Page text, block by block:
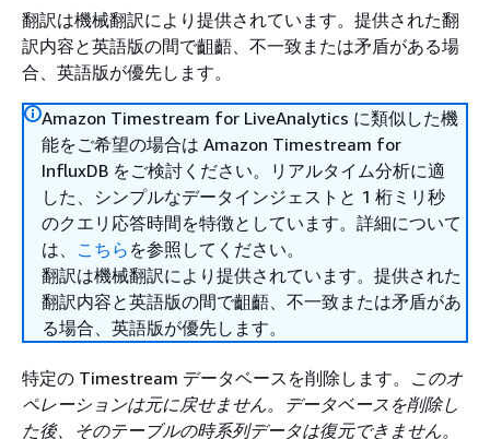
翻訳は機械翻訳により提供されています。提供された翻
訳内容と英語版の間で齟齬、不一致または矛盾がある場
合、英語版が優先します。
Amazon Timestream for LiveAnalytics に類似した機
能をご希望の場合は Amazon Timestream for
InfluxDB をご検討ください。リアルタイム分析に適
した、シンプルなデータインジェストと 1 桁ミリ秒
のクエリ応答時間を特徴としています。詳細について
は、 こちら を参照してください。
翻訳は機械翻訳により提供されています。提供された
翻訳内容と英語版の間で齟齬、不一致または矛盾があ
る場合、英語版が優先します。
特定の Timestream データベースを削除します。 このオ
ペレーションは元に戻せません。データベースを削除し
た後、そのテーブルの時系列データは復元できません。